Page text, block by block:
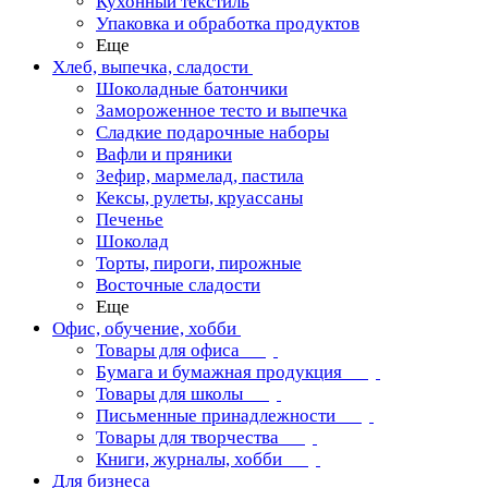
Упаковка и обработка продуктов
Еще
Хлеб, выпечка, сладости
Шоколадные батончики
Замороженное тесто и выпечка
Сладкие подарочные наборы
Вафли и пряники
Зефир, мармелад, пастила
Кексы, рулеты, круассаны
Печенье
Шоколад
Торты, пироги, пирожные
Восточные сладости
Еще
Офис, обучение, хобби
Товары для офиса
Бумага и бумажная продукция
Товары для школы
Письменные принадлежности
Товары для творчества
Книги, журналы, хобби
Для бизнеса